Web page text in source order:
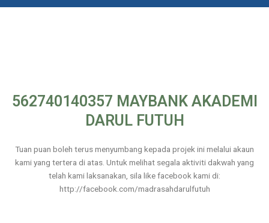
562740140357 MAYBANK AKADEMI
DARUL FUTUH
Tuan puan boleh terus menyumbang kepada projek ini melalui akaun
kami yang tertera di atas. Untuk melihat segala aktiviti dakwah yang
telah kami laksanakan, sila like facebook kami di:
http://facebook.com/madrasahdarulfutuh